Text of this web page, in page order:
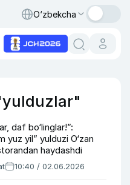
O‘zbekcha
daf bo‘linglar!”:
yuz yil” yulduzi O‘zan
haydashdi
10:40 / 02.06.2026